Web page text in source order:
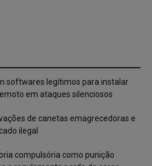
softwares legítimos para instalar
em ataques silenciosos
de canetas emagrecedoras e
ilegal
compulsória como punição